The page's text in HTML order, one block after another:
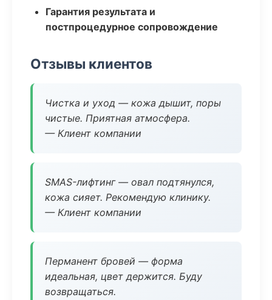
Гарантия результата и
постпроцедурное сопровождение
Отзывы клиентов
Чистка и уход — кожа дышит, поры
чистые. Приятная атмосфера.
— Клиент компании
SMAS-лифтинг — овал подтянулся,
кожа сияет. Рекомендую клинику.
— Клиент компании
Перманент бровей — форма
идеальная, цвет держится. Буду
возвращаться.